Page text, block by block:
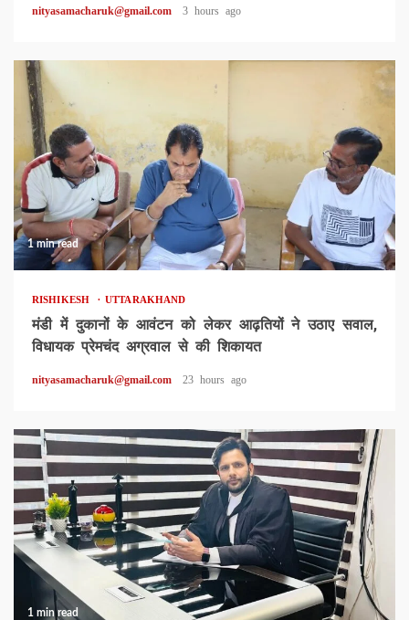
nityasamacharuk@gmail.com 3 hours ago
1 min read
RISHIKESH UTTARAKHAND
मंडी में दुकानों के आवंटन को लेकर आढ़तियों ने उठाए सवाल,
विधायक प्रेमचंद अग्रवाल से की शिकायत
nityasamacharuk@gmail.com 23 hours ago
1 min read